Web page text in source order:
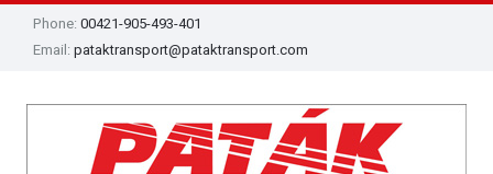
Phone: 00421-905-493-401
Email: pataktransport@pataktransport.com